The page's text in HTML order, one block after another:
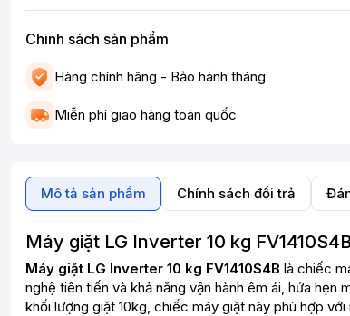
Chinh sách sản phẩm
Hàng chính hãng - Bảo hành tháng
Miễn phí giao hàng toàn quốc
Mô tả sản phẩm Chính sách đổi trả
Máy giặt LG Inverter 10 kg
Máy giặt LG Inverter 10 kg FV1410S4B là chiếc
nghệ tiên tiến và khả năng vận hành êm ái, hứa hẹn
khối lượng giặt 10kg, chiếc máy giặt này phù hợp